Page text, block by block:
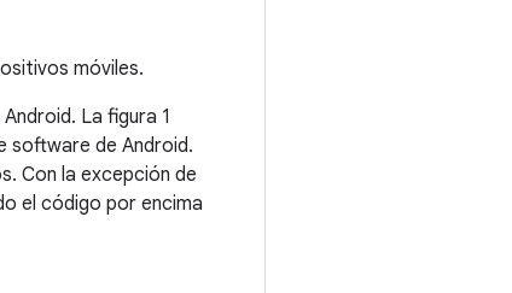
móviles.
La figura 1
software de Android.
Con la excepción de
el código por encima